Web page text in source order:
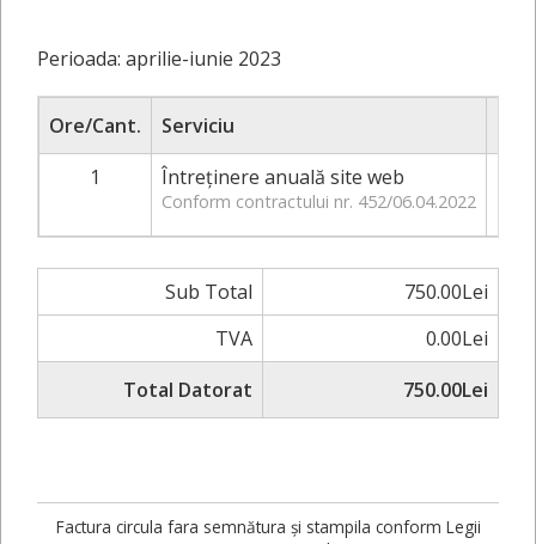
Perioada: aprilie-iunie 2023
Ore/Cant.
Serviciu
1
Întreţinere anuală site web
Conform contractului nr. 452/06.04.2022
Sub Total
750.00Lei
TVA
0.00Lei
Total Datorat
750.00Lei
Factura circula fara semnătura și stampila conform Legii